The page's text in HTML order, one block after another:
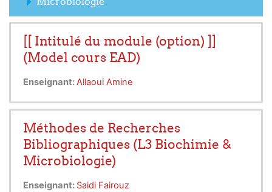
[[ Intitulé du module (option) ]]
(Model cours EAD)
Enseignant:Allaoui Amine
Méthodes de Recherches
Bibliographiques (L3 Biochimie &
Microbiologie)
Enseignant: Saidi Fairouz